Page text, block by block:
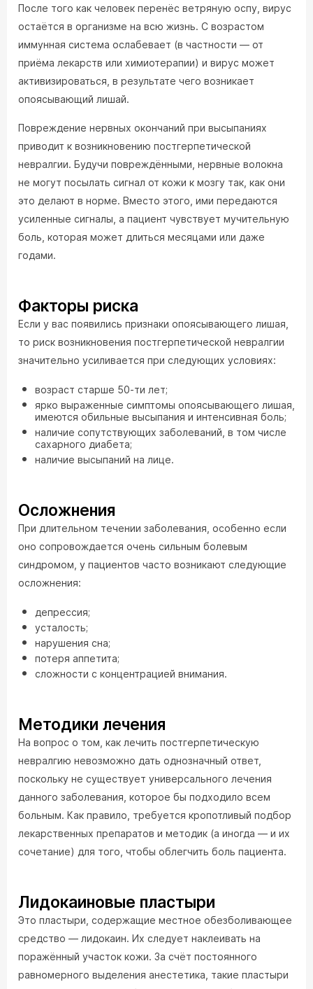
После того как человек перенёс ветряную оспу, вирус
остаётся в организме на всю жизнь. С возрастом
иммунная система ослабевает (в частности — от
приёма лекарств или химиотерапии) и вирус может
активизироваться, в результате чего возникает
опоясывающий лишай.
Повреждение нервных окончаний при высыпаниях
приводит к возникновению постгерпетической
невралгии. Будучи повреждёнными, нервные волокна
не могут посылать сигнал от кожи к мозгу так, как они
это делают в норме. Вместо этого, ими передаются
усиленные сигналы, а пациент чувствует мучительную
боль, которая может длиться месяцами или даже
годами.
Факторы риска
Если у вас появились признаки опоясывающего лишая,
то риск возникновения постгерпетической невралгии
значительно усиливается при следующих условиях:
возраст старше 50-ти лет;
ярко выраженные симптомы опоясывающего лишая,
имеются обильные высыпания и интенсивная боль;
наличие сопутствующих заболеваний, в том числе
сахарного диабета;
наличие высыпаний на лице.
Осложнения
При длительном течении заболевания, особенно если
оно сопровождается очень сильным болевым
синдромом, у пациентов часто возникают следующие
осложнения:
депрессия;
усталость;
нарушения сна;
потеря аппетита;
сложности с концентрацией внимания.
Методики лечения
На вопрос о том, как лечить постгерпетическую
невралгию невозможно дать однозначный ответ,
поскольку не существует универсального лечения
данного заболевания, которое бы подходило всем
больным. Как правило, требуется кропотливый подбор
лекарственных препаратов и методик (а иногда — и их
сочетание) для того, чтобы облегчить боль пациента.
Лидокаиновые пластыри
Это пластыри, содержащие местное обезболивающее
средство — лидокаин. Их следует наклеивать на
поражённый участок кожи. За счёт постоянного
равномерного выделения анестетика, такие пластыри